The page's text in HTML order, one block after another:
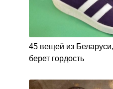
45 вещей из
берет гордость